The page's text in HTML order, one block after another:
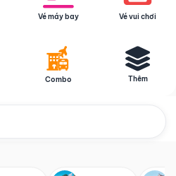
Vé máy bay Vé vui chơi
Combo Thêm